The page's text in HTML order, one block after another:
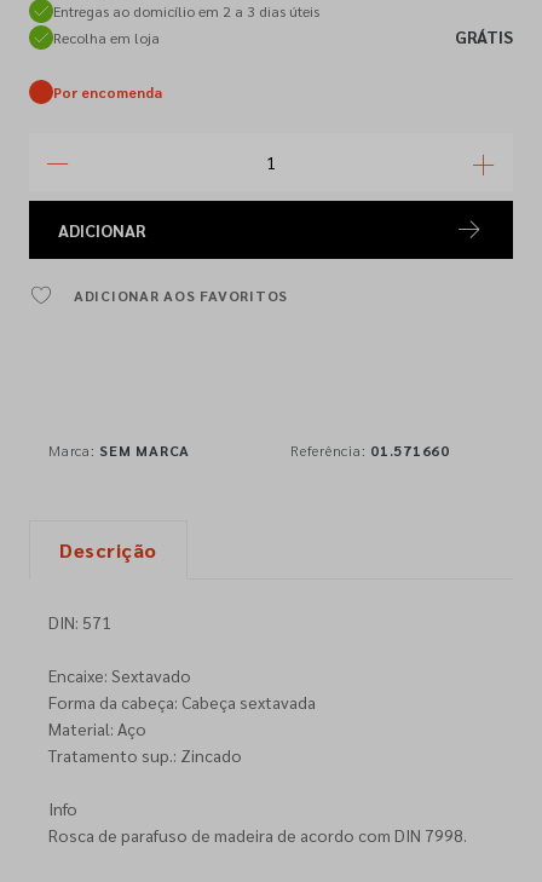
Entregas ao domicílio em 2 a 3 dias úteis
Recolha em loja
GRÁTIS
Por encomenda
ADICIONAR
ADICIONAR AOS FAVORITOS
Marca: SEM MARCA Referência: 01.571660
Descrição
DIN: 571
Encaixe: Sextavado
Forma da cabeça: Cabeça sextavada
Material: Aço
Tratamento sup.: Zincado
Info
Rosca de parafuso de madeira de acordo com DIN 7998.